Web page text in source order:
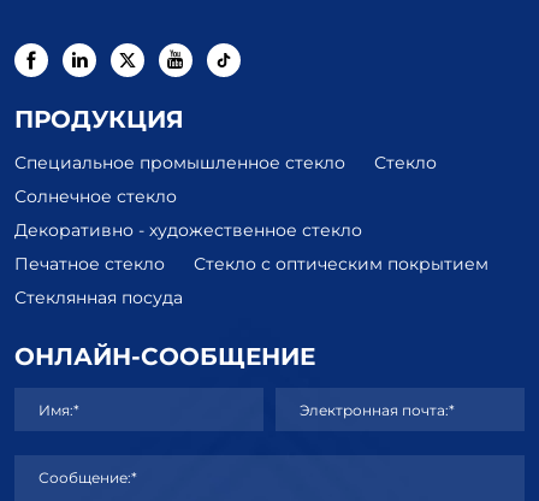
ПРОДУКЦИЯ
Специальное промышленное стекло
Стекло
Солнечное стекло
Декоративно - художественное стекло
Печатное стекло
Стекло с оптическим покрытием
Стеклянная посуда
ОНЛАЙН-СООБЩЕНИЕ
Имя:* Электронная почта:*
Сообщение:*